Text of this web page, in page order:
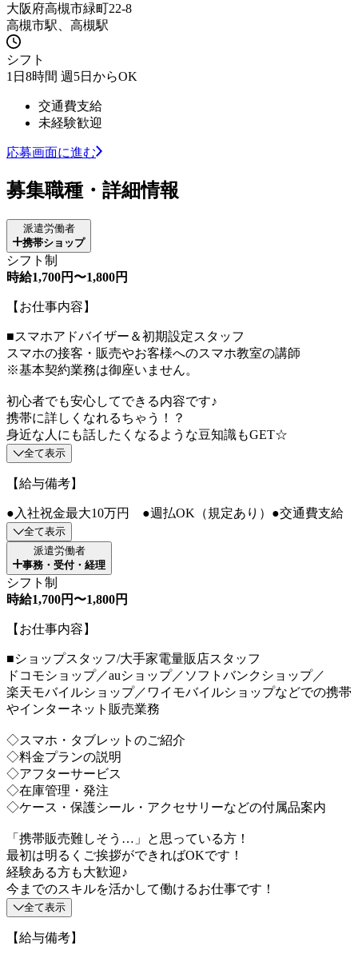
大阪府高槻市緑町22-8
高槻市駅、高槻駅
シフト
1日8時間 週5日からOK
交通費支給
未経験歓迎
応募画面に進む
募集職種・詳細情報
派遣労働者
携帯ショップ
シフト制
時給1,700円〜1,800円
【お仕事内容】
■スマホアドバイザー＆初期設定スタッフ
スマホの接客・販売やお客様へのスマホ教室の講師
※基本契約業務は御座いません。
初心者でも安心してできる内容です♪
携帯に詳しくなれるちゃう！？
身近な人にも話したくなるような豆知識もGET☆
全て表示
【給与備考】
●入社祝金最大10万円 ●週払OK（規定あり）●交通費支給
全て表示
派遣労働者
事務・受付・経理
シフト制
時給1,700円〜1,800円
【お仕事内容】
■ショップスタッフ/大手家電量販店スタッフ
ドコモショップ／auショップ／ソフトバンクショップ／
楽天モバイルショップ／ワイモバイルショップなどでの携帯
やインターネット販売業務
◇スマホ・タブレットのご紹介
◇料金プランの説明
◇アフターサービス
◇在庫管理・発注
◇ケース・保護シール・アクセサリーなどの付属品案内
「携帯販売難しそう…」と思っている方！
最初は明るくご挨拶ができればOKです！
経験ある方も大歓迎♪
今までのスキルを活かして働けるお仕事です！
全て表示
【給与備考】